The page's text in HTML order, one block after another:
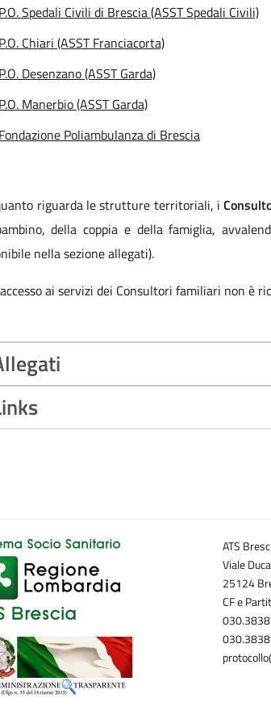
P.O. Spedali Civili di Brescia (ASST Spedali Civili)
P.O. Chiari (ASST Franciacorta)
P.O. Desenzano (ASST Garda)
P.O. Manerbio (ASST Garda)
Fondazione Poliambulanza di Brescia
riguarda le strutture territoriali, i
della coppia e della famiglia,
nella sezione allegati).
ai servizi dei Consultori familiari non è
ATS
Viale
25124
CF e